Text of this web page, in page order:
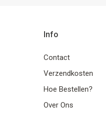
Info
Contact
Verzendkosten
Hoe Bestellen?
Over Ons